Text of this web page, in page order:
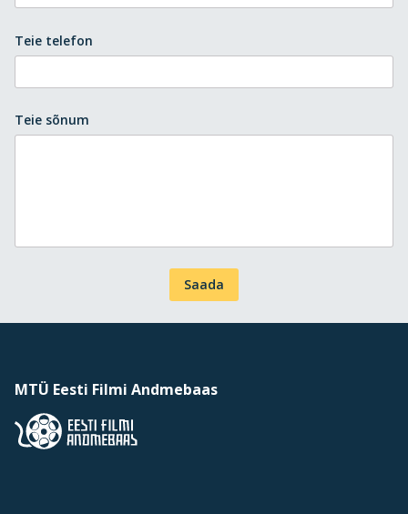
Teie telefon
Teie sõnum
Saada
MTÜ Eesti Filmi Andmebaas